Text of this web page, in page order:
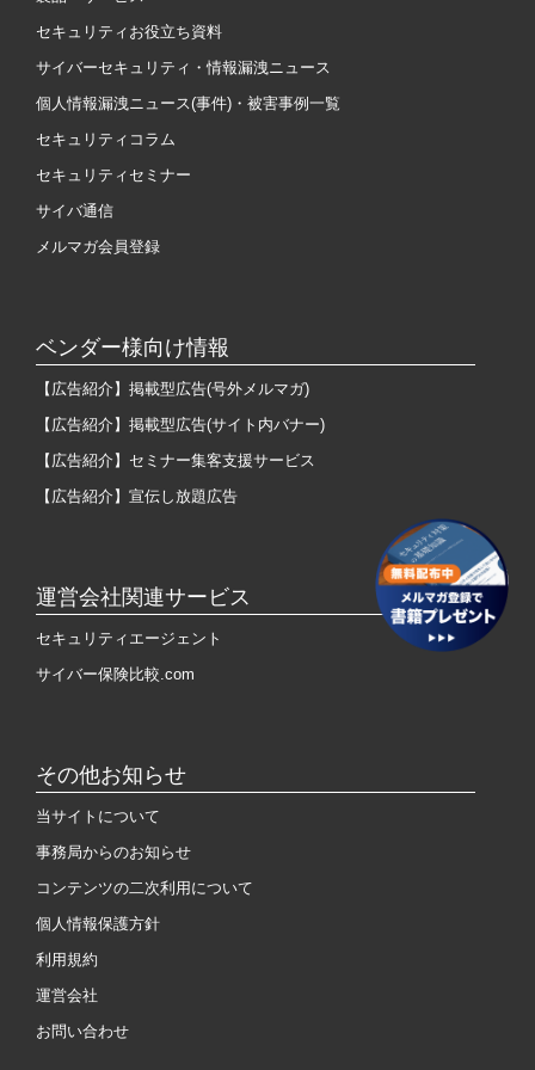
セキュリティお役立ち資料
サイバーセキュリティ・情報漏洩ニュース
個人情報漏洩ニュース(事件)・被害事例一覧
セキュリティコラム
セキュリティセミナー
サイバ通信
メルマガ会員登録
ベンダー様向け情報
【広告紹介】掲載型広告(号外メルマガ)
【広告紹介】掲載型広告(サイト内バナー)
【広告紹介】セミナー集客支援サービス
【広告紹介】宣伝し放題広告
運営会社関連サービス
セキュリティエージェント
サイバー保険比較.com
その他お知らせ
当サイトについて
事務局からのお知らせ
コンテンツの二次利用について
個人情報保護方針
利用規約
運営会社
お問い合わせ